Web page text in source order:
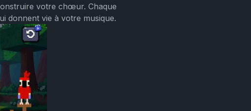
votre chœur. Chaque
donnent vie à votre musique.